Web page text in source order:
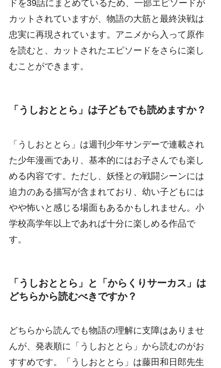
ドを39話にまとめているため、一部エピソードが
カットされていますが、物語の大筋と最終決戦は
忠実に再現されています。アニメから入って原作
を読むと、カットされたエピソードをさらに楽し
むことができます。
「うしおととら」は子どもでも読めますか？
「うしおととら」は週刊少年サンデーで連載され
た少年漫画であり、基本的にはお子さんでも楽し
める内容です。ただし、妖怪との戦闘シーンには
迫力のある描写が含まれており、幼い子どもには
やや怖いと感じる場面もあるかもしれません。小
学校高学年以上であれば十分に楽しめる作品で
す。
「うしおととら」と「からくりサーカス」は
どちらから読むべきですか？
どちらから読んでも物語の理解に支障はありませ
んが、発表順に「うしおととら」から読むのがお
すすめです。「うしおととら」は藤田和日郎先生